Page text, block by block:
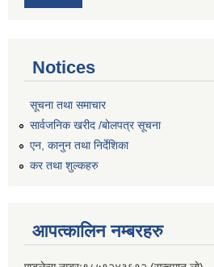
Notices
सूचना तथा समाचार
सार्वजनिक खरीद /बोलपत्र सूचना
एन, कानुन तथा निर्देशिका
कर तथा शुल्कहरु
आपत्कालिन नम्बरहरु